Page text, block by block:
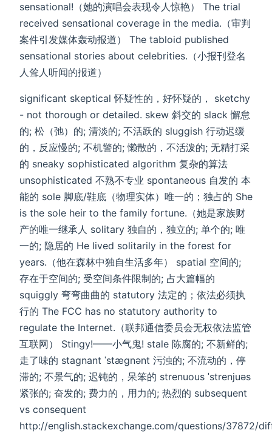
sensational!（她的演唱会表现令人惊艳） The trial
received sensational coverage in the media.（审判
案件引发媒体轰动报道） The tabloid published
sensational stories about celebrities.（小报刊登名
人耸人听闻的报道）
significant skeptical 怀疑性的，好怀疑的， sketchy
- not thorough or detailed. skew 斜交的 slack 懈怠
的; 松（弛）的; 清淡的; 不活跃的 sluggish 行动迟缓
的，反应慢的; 不机警的; 懒散的，不活泼的; 无精打采
的 sneaky sophisticated algorithm 复杂的算法
unsophisticated 不熟不专业 spontaneous 自发的 本
能的 sole 脚底/鞋底（物理实体）唯一的；独占的 She
is the ‌sole‌ heir to the family fortune.（她是家族财
产的唯一继承人 solitary 独自的，独立的; 单个的; 唯
一的; 隐居的 He lived ‌solitarily‌ in the forest for
years.（他在森林中独自生活多年） spatial 空间的;
存在于空间的; 受空间条件限制的; 占大篇幅的
squiggly 弯弯曲曲的 statutory 法定的；依法必须执
行的 The FCC has no ‌statutory‌ authority to
regulate the Internet.（联邦通信委员会无权依法监管
互联网） Stingy!——小气鬼! stale 陈腐的; 不新鲜的;
走了味的 stagnant ˈstægnənt 污浊的; 不流动的，停
滞的; 不景气的; 迟钝的，呆笨的 strenuous ˈstrenjuəs
紧张的; 奋发的; 费力的，用力的; 热烈的 subsequent
vs consequent
http://english.stackexchange.com/questions/37872/